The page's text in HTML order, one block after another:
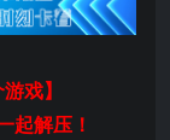
戏】
解压！